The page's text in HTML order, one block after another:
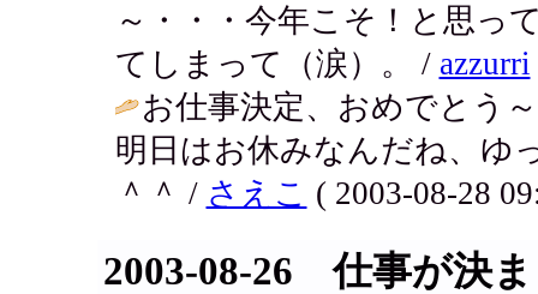
～・・・今年こそ！と思っ
てしまって（涙）。 / azzurri
お仕事決定、おめでとう
明日はお休みなんだね、ゆ
＾＾ / さえこ ( 2003-08-28
2003-08-26 仕事が決